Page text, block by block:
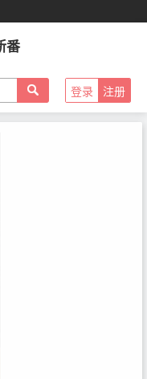
番
登录 注册